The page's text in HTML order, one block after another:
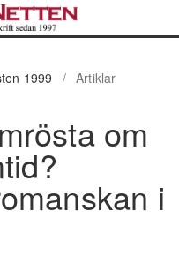
1999
/ Artiklar
om
i